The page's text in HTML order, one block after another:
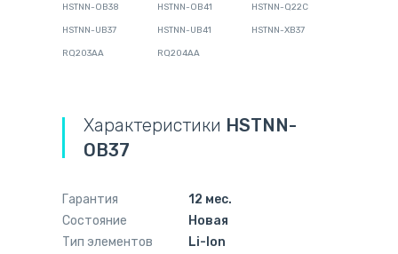
HSTNN-OB38 HSTNN-OB41 HSTNN-Q22C
HSTNN-UB37 HSTNN-UB41 HSTNN-XB37
RQ203AA RQ204AA
Характеристики HSTNN-
OB37
Гарантия
12 мес.
Состояние
Новая
Тип элементов
Li-Ion